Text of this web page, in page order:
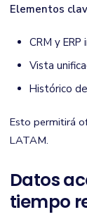
Elementos
CRM y
Vista
Histórico
Esto permitirá
LATAM.
Datos
tiempo